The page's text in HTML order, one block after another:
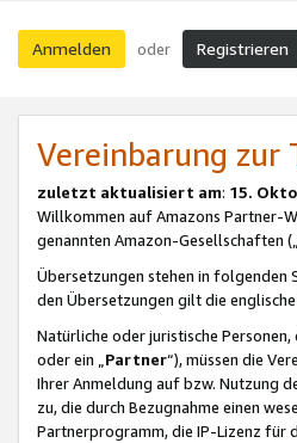
Anmelden oder Registrieren
Vereinbarung zur
zuletzt aktualisiert am: 15.
Willkommen auf Amazons Partner-
genannten Amazon-Gesellschaften („
Übersetzungen stehen in folgenden
den Übersetzungen gilt die englische
Natürliche oder juristische
oder ein „Partner“), müssen die
Ihrer Anmeldung auf bzw. Nutzung
zu, die durch Bezugnahme einen
Partnerprogramm, die IP-Lizenz für